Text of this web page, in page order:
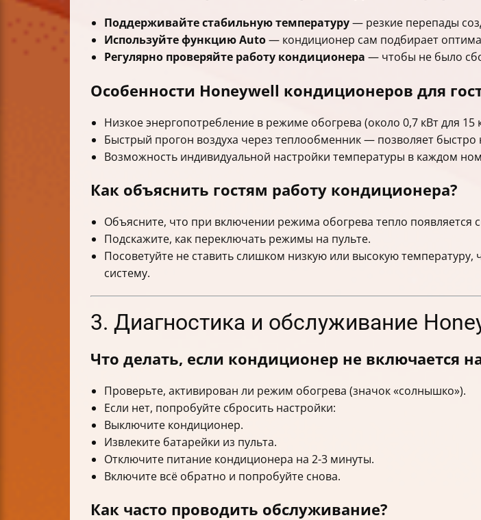
Поддерживайте стабильную температуру— резкие перепады
Используйте функцию Auto— кондиционер сам подбирает
Регулярно проверяйте работу кондиционера — чтобы не было
Особенности Honeywell кондиционеров для
Низкое энергопотребление в режиме обогрева (около 0,7 кВт для
Быстрый прогон воздуха через теплообменник — позволяет
Возможность индивидуальной настройки температуры в каждом
Как объяснить гостям работу кондиционера?
Объясните, что при включении режима обогрева тепло появляется
Подскажите, как переключать режимы на пульте.
Посоветуйте не ставить слишком низкую или высокую
систему.
3. Диагностика и обслуживание
Что делать, если кондиционер не включается
Проверьте, активирован ли режим обогрева (значок «солнышко»).
Если нет, попробуйте сбросить настройки:
Выключите кондиционер.
Извлеките батарейки из пульта.
Отключите питание кондиционера на 2-3 минуты.
Включите всё обратно и попробуйте снова.
Как часто проводить обслуживание?